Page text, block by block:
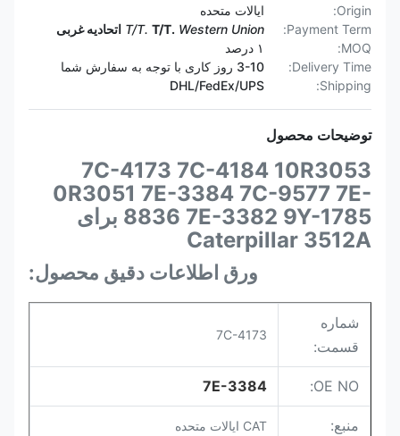
Origin:
ایالات متحده
Payment Term:
T/T. T/T. Western Union
اتحادیه غربی
MOQ:
۱ درصد
Delivery Time:
3-10 روز کاری با توجه به سفارش شما
Shipping:
DHL/FedEx/UPS
توضیحات محصول
7C-4173 7C-4184 10R3053
0R3051 7E-3384 7C-9577 7E-
8836 7E-3382 9Y-1785 برای
Caterpillar 3512A
ورق اطلاعات دقیق محصول:
شماره
قسمت:
7C-4173
OE NO:
7E-3384
منبع: CAT ایالات متحده